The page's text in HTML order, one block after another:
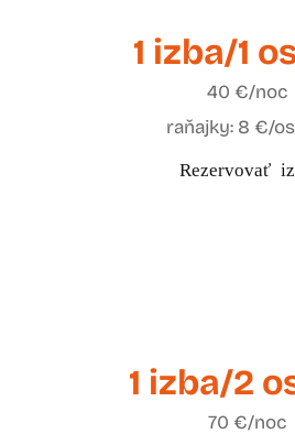
1 izba/1
40 €/noc
raňajky: 8 €/
Rezervovať
1 izba/2
70 €/noc